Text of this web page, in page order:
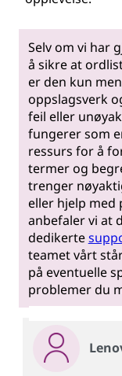
Selv om vi har
å sikre at
er den kun
oppslagsverk
feil eller
fungerer som
ressurs for å
termer og
trenger
eller hjelp med
anbefaler vi at
dedikerte
teamet vårt
på eventuelle
problemer du